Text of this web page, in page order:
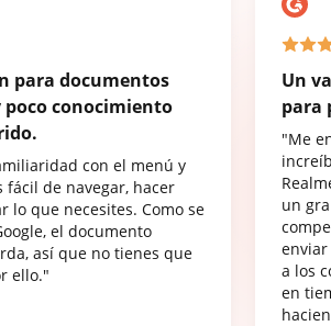
para documentos
poco conocimiento
con el menú y
fácil de navegar, hacer
lo que necesites. Como se
el documento
así que no tienes que
ello."
Un
para
"Me
un
a los
en